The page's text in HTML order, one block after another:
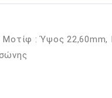
Μοτίφ : Ύψος 22,60mm,